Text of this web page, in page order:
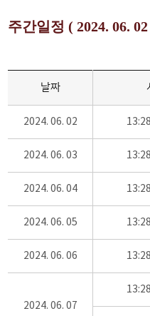
주간일정 ( 2024. 06.
날짜
2024. 06. 02
2024. 06. 03
2024. 06. 04
2024. 06. 05
2024. 06. 06
2024. 06. 07